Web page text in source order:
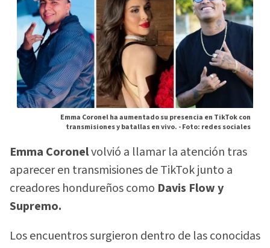
Emma Coronel ha aumentado su presencia en TikTok con
transmisiones y batallas en vivo. -Foto: redes sociales
Emma Coronelvolvió a llamar la atención tras
aparecer en transmisiones de TikTok junto a
creadores hondureños como Davis Flow y
Supremo.
Los encuentros surgieron dentro de las conocidas